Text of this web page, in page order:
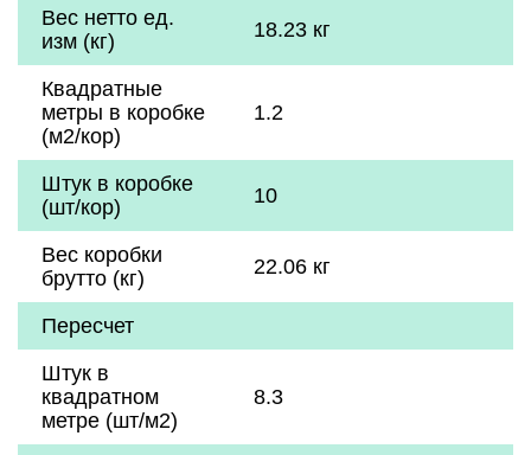
Вес нетто ед.
изм (кг)
18.23 кг
Квадратные
метры в коробке
(м2/кор)
1.2
Штук в коробке
(шт/кор)
10
Вес коробки
брутто (кг)
22.06 кг
Пересчет
Штук в
квадратном
метре (шт/м2)
8.3